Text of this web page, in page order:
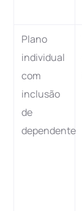
Plano
individual
com
inclusão
de
dependente